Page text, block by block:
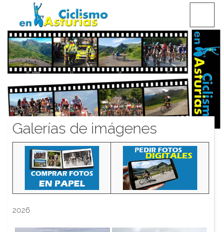
CICLISMO EN ASTURIAS
Galerías de imágenes
2026